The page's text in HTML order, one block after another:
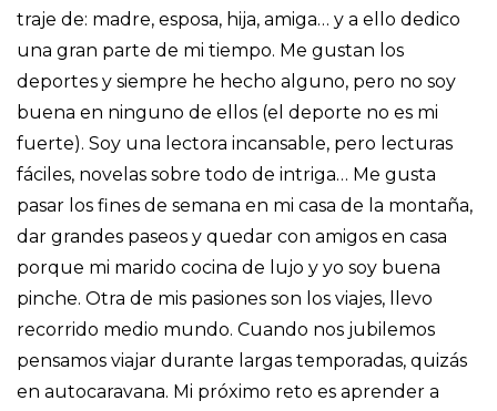
traje de: madre, esposa, hija, amiga… y a ello dedico
una gran parte de mi tiempo. Me gustan los
deportes y siempre he hecho alguno, pero no soy
buena en ninguno de ellos (el deporte no es mi
fuerte). Soy una lectora incansable, pero lecturas
fáciles, novelas sobre todo de intriga… Me gusta
pasar los fines de semana en mi casa de la montaña,
dar grandes paseos y quedar con amigos en casa
porque mi marido cocina de lujo y yo soy buena
pinche. Otra de mis pasiones son los viajes, llevo
recorrido medio mundo. Cuando nos jubilemos
pensamos viajar durante largas temporadas, quizás
en autocaravana. Mi próximo reto es aprender a